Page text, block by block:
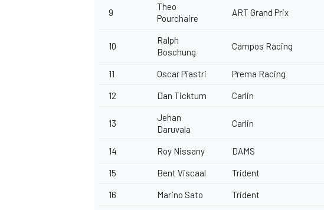
9
Theo
Pourchaire
ART Grand Prix
10
Ralph
Boschung
Campos Racing
11 Oscar Piastri Prema Racing
12 Dan Ticktum Carlin
13
Jehan
Daruvala
Carlin
14 Roy Nissany DAMS
15 Bent Viscaal Trident
16 Marino Sato Trident